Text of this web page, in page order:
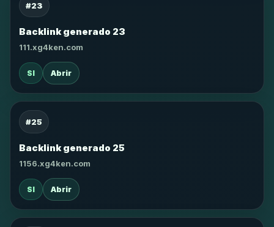
#23
Backlink generado 23
111.xg4ken.com
SI Abrir
#25
Backlink generado 25
1156.xg4ken.com
SI Abrir